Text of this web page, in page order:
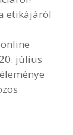
etikájáról
július